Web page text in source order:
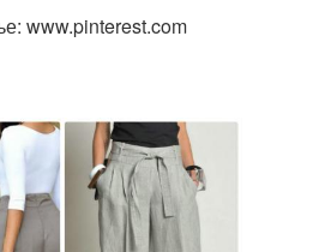
www.pinterest.com